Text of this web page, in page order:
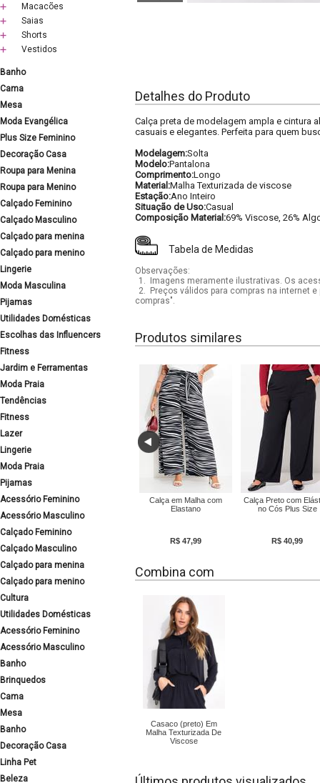
Macacões
Saias
Shorts
Vestidos
Banho
Cama
Mesa
Moda Evangélica
Plus Size Feminino
Decoração Casa
Roupa para Menina
Roupa para Menino
Calçado Feminino
Calçado Masculino
Calçado para menina
Calçado para menino
Lingerie
Moda Masculina
Pijamas
Utilidades Domésticas
Escolhas das Influencers
Fitness
Jardim e Ferramentas
Moda Praia
Tendências
Fitness
Lazer
Lingerie
Moda Praia
Pijamas
Acessório Feminino
Acessório Masculino
Calçado Feminino
Calçado Masculino
Calçado para menina
Calçado para menino
Cultura
Utilidades Domésticas
Acessório Feminino
Acessório Masculino
Banho
Brinquedos
Cama
Mesa
Banho
Decoração Casa
Linha Pet
Beleza
Detalhes do Produto
Calça preta de modelagem ampla e cintura
casuais e elegantes. Perfeita para quem
Modelagem:Solta
Modelo:Pantalona
Comprimento:Longo
Material:Malha Texturizada de viscose
Estação:Ano Inteiro
Situação de Uso:Casual
Composição Material:69% Viscose, 26%
Tabela de Medidas
Observações:
1.
Imagens meramente ilustrativas. Os
2.
Preços válidos para compras na internet
compras".
Produtos similares
Calça em Malha com
Elastano
R$ 47,99
Calça Preto com
no Cós Plus Size
R$ 40,99
Combina com
Casaco (preto) Em
Malha Texturizada De
Viscose